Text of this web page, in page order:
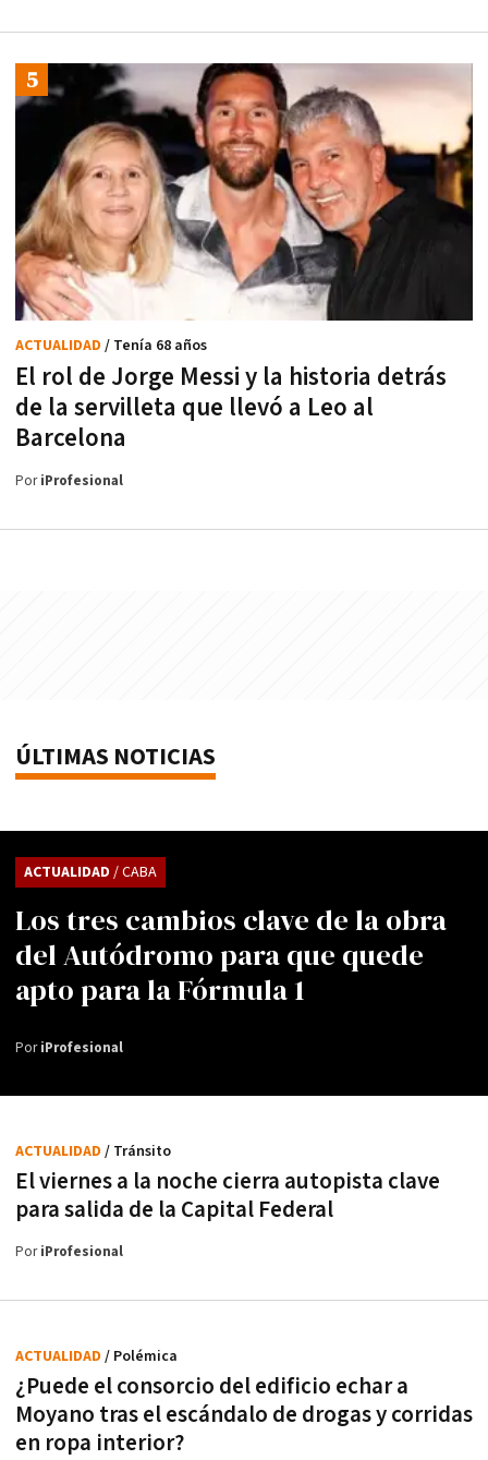
El rol de Jorge Messi y la historia detrás
de la servilleta que llevó a Leo al
Barcelona
ACTUALIDAD / Tenía 68 años
PoriProfesional
ÚLTIMAS NOTICIAS
Los tres cambios clave de la obra
del Autódromo para que quede
apto para la Fórmula 1
ACTUALIDAD / CABA
PoriProfesional
El viernes a la noche cierra autopista clave
para salida de la Capital Federal
ACTUALIDAD / Tránsito
PoriProfesional
¿Puede el consorcio del edificio echar a
Moyano tras el escándalo de drogas y corridas
en ropa interior?
ACTUALIDAD / Polémica